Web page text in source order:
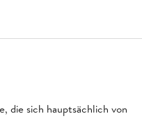
die sich hauptsächlich von